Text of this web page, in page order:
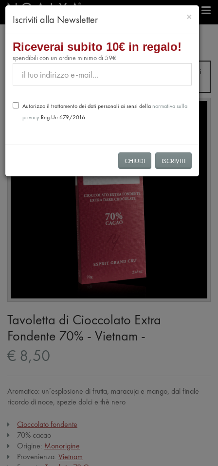
Tavoletta di Cioccolato Extra Fondente 70% - Vietnam -
Dal 31 Luglio fino al 28 Agosto non verranno evasi ordini.
Tavoletta di Cioccolato Extra
Fondente 70% - Vietnam -
€ 8,50
Aromatico: un’esplosione di frutta, maracuja e mango, dal finale
ricordo di noce, spezie dolci e thè nero
Cioccolato fondente
70% cacao
Origine: Monorigine
Provenienza: Vietnam
× chiudi
Iscriviti alla Newsletter
Riceverai subito 10€ in regalo!
spendibili con un ordine minimo di 59€
Autorizzo il trattamento dei dati personali ai sensi dellanormativa sulla
privacy Reg.Ue 679/2016
CHIUDI ISCRIVITI